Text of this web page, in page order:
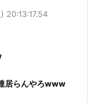
20:13:17.54
居らんやろwww